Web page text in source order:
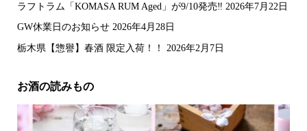
ラフトラム「KOMASA RUM Aged」が9/10発売‼️ 2026年7月22日
GW休業日のお知らせ 2026年4月28日
栃木県【惣譽】春酒 限定入荷！！ 2026年2月7日
お酒の読みもの